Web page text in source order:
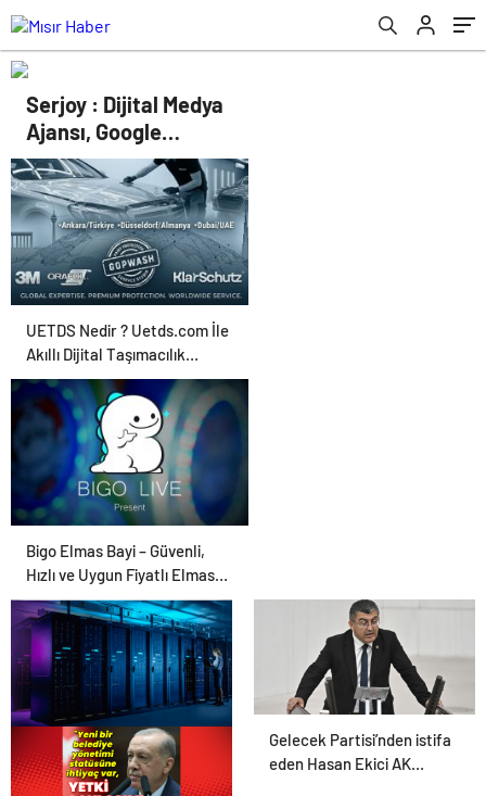
Serjoy : Dijital Medya
Ajansı, Google
Reklam Ajansı, SEO
Ajansı ve Web
Tasarım Ajansı
UETDS Nedir ? Uetds.com İle
Akıllı Dijital Taşımacılık
Yazılımı
Bigo Elmas Bayi – Güvenli,
Hızlı ve Uygun Fiyatlı Elmas
Satın Almanın Yeni Adresi
Datahost İle Güvenilir
Sunucu Hizmetleri
Gelecek Partisi’nden istifa
eden Hasan Ekici AK